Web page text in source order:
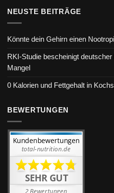
NEUSTE BEITRÄGE
Könnte dein Gehirn einen
RKI-Studie bescheinigt
Mangel
0 Kalorien und Fettgehalt in
BEWERTUNGEN